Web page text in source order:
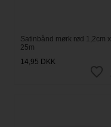
Satinbånd mørk rød 1,2cm x
25m
14,95 DKK